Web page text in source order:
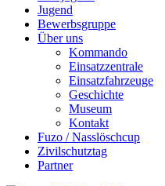
Jugend
Bewerbsgruppe
Über uns
Kommando
Einsatzzentrale
Einsatzfahrzeuge
Geschichte
Museum
Kontakt
Fuzo / Nasslöschcup
Zivilschutztag
Partner